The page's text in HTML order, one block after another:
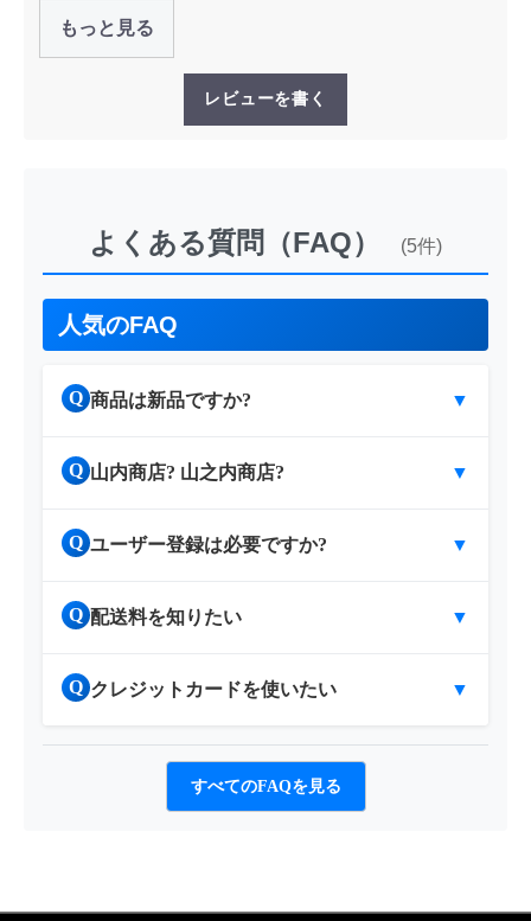
もっと見る
レビューを書く
よくある質問（FAQ） (5件)
人気のFAQ
Q 商品は新品ですか? ▼
Q 山内商店? 山之内商店? ▼
Q ユーザー登録は必要ですか? ▼
Q 配送料を知りたい ▼
Q クレジットカードを使いたい ▼
すべてのFAQを見る